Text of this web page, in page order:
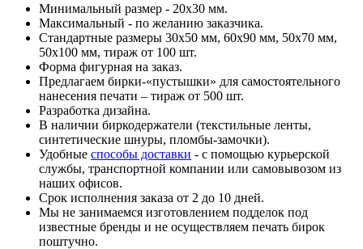
Минимальный размер - 20х30 мм.
Максимальный - по желанию заказчика.
Стандартные размеры 30х50 мм, 60х90 мм, 50х70 мм,
50х100 мм, тираж от 100 шт.
Форма фигурная на заказ.
Предлагаем бирки-«пустышки» для самостоятельного
нанесения печати – тираж от 500 шт.
Разработка дизайна.
В наличии биркодержатели (текстильные ленты,
синтетические шнуры, пломбы-замочки).
Удобные способы доставки - с помощью курьерской
службы, транспортной компании или самовывозом из
наших офисов.
Срок исполнения заказа от 2 до 10 дней.
Мы не занимаемся изготовлением подделок под
известные бренды и не осуществляем печать бирок
поштучно.